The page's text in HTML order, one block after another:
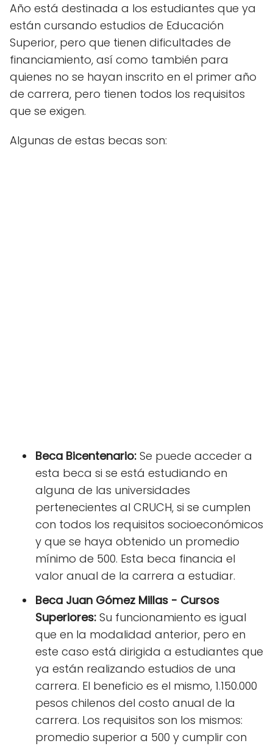
Año está destinada a los estudiantes que ya
están cursando estudios de Educación
Superior, pero que tienen dificultades de
financiamiento, así como también para
quienes no se hayan inscrito en el primer año
de carrera, pero tienen todos los requisitos
que se exigen.
Algunas de estas becas son:
Beca Bicentenario: Se puede acceder a
esta beca si se está estudiando en
alguna de las universidades
pertenecientes al CRUCH, si se cumplen
con todos los requisitos socioeconómicos
y que se haya obtenido un promedio
mínimo de 500. Esta beca financia el
valor anual de la carrera a estudiar.
Beca Juan Gómez Millas - Cursos
Superiores: Su funcionamiento es igual
que en la modalidad anterior, pero en
este caso está dirigida a estudiantes que
ya están realizando estudios de una
carrera. El beneficio es el mismo, 1.150.000
pesos chilenos del costo anual de la
carrera. Los requisitos son los mismos:
promedio superior a 500 y cumplir con